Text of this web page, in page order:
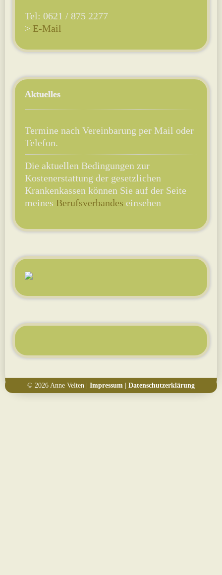
Tel: 0621 / 875 2277
> E-Mail
Aktuelles
Termine nach Vereinbarung per Mail oder
Telefon.
Die aktuellen Bedingungen zur
Kostenerstattung der gesetzlichen
Krankenkassen können Sie auf der Seite
meines Berufsverbandes einsehen
© 2026 Anne Velten | Impressum Datenschutzerklärung